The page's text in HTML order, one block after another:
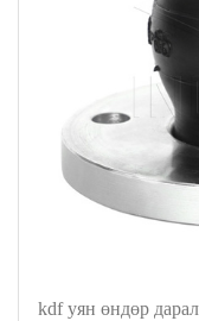
kdf уян өндөр